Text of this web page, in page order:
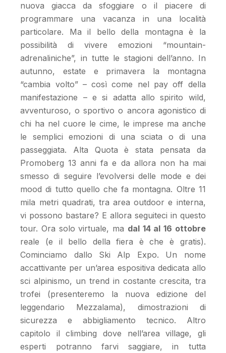
nuova giacca da sfoggiare o il piacere di
programmare una vacanza in una località
particolare. Ma il bello della montagna è la
possibilità di vivere emozioni “mountain-
adrenaliniche”, in tutte le stagioni dell’anno. In
autunno, estate e primavera la montagna
“cambia volto” – così come nel pay off della
manifestazione – e si adatta allo spirito wild,
avventuroso, o sportivo o ancora agonistico di
chi ha nel cuore le cime, le imprese ma anche
le semplici emozioni di una sciata o di una
passeggiata. Alta Quota è stata pensata da
Promoberg 13 anni fa e da allora non ha mai
smesso di seguire l’evolversi delle mode e dei
mood di tutto quello che fa montagna. Oltre 11
mila metri quadrati, tra area outdoor e interna,
vi possono bastare? E allora seguiteci in questo
tour. Ora solo virtuale, ma dal 14 al 16 ottobre
reale (e il bello della fiera è che è gratis).
Cominciamo dallo Ski Alp Expo. Un nome
accattivante per un’area espositiva dedicata allo
sci alpinismo, un trend in costante crescita, tra
trofei (presenteremo la nuova edizione del
leggendario Mezzalama), dimostrazioni di
sicurezza e abbigliamento tecnico. Altro
capitolo il climbing dove nell’area village, gli
esperti potranno farvi saggiare, in tutta